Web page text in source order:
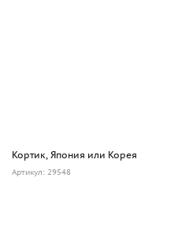
Кортик, Япония или Корея
Артикул: 29548